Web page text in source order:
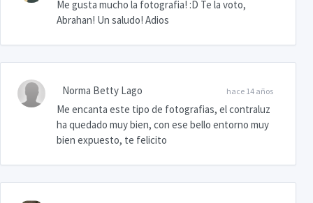
Me gusta mucho la fotografia! :D Te la voto,
Abrahan! Un saludo! Adios
hace 14 años
Norma Betty Lago
Me encanta este tipo de fotografias, el contraluz
ha quedado muy bien, con ese bello entorno muy
bien expuesto, te felicito